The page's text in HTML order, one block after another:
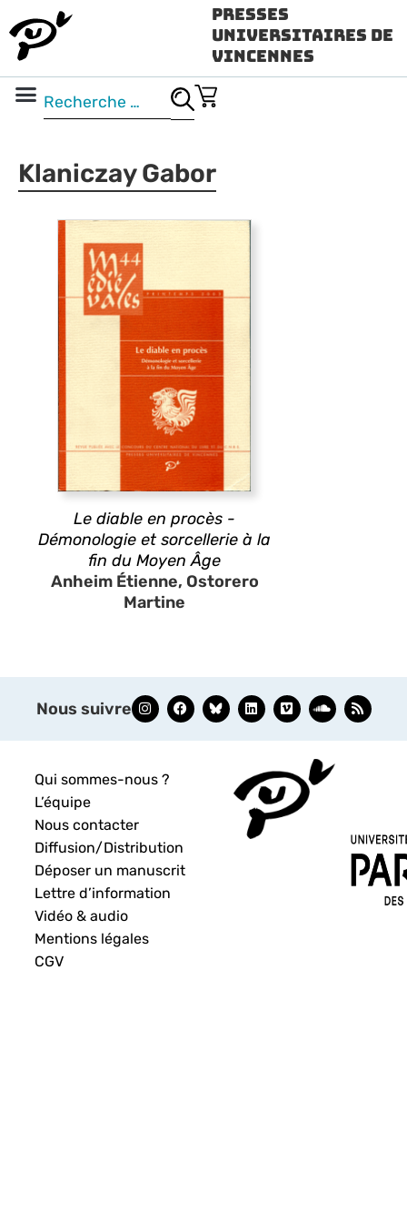
Presses
Universitaires de
Vincennes
Klaniczay Gabor
Le diable en procès -
Démonologie et sorcellerie à la
fin du Moyen Âge
Anheim Étienne, Ostorero
Martine
Nous suivre
Qui sommes-nous ?
L’équipe
Nous contacter
Diffusion/Distribution
Déposer un manuscrit
Lettre d’information
Vidéo & audio
Mentions légales
CGV